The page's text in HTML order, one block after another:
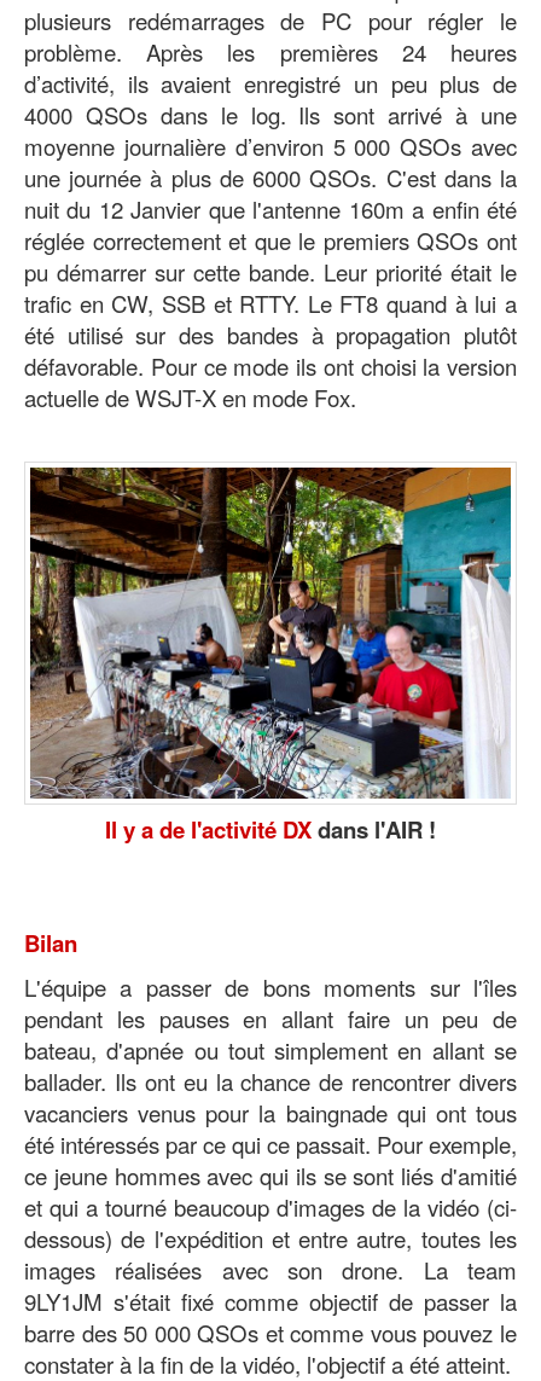
plusieurs redémarrages de PC pour régler le
problème. Après les premières 24 heures
d’activité, ils avaient enregistré un peu plus de
4000 QSOs dans le log. Ils sont arrivé à une
moyenne journalière d’environ 5 000 QSOs avec
une journée à plus de 6000 QSOs. C'est dans la
nuit du 12 Janvier que l'antenne 160m a enfin été
réglée correctement et que le premiers QSOs ont
pu démarrer sur cette bande. Leur priorité était le
trafic en CW, SSB et RTTY. Le FT8 quand à lui a
été utilisé sur des bandes à propagation plutôt
défavorable. Pour ce mode ils ont choisi la version
actuelle de WSJT-X en mode Fox.
Il y a de l'activité DXdans l'AIR !
Bilan
L'équipe a passer de bons moments sur l'îles
pendant les pauses en allant faire un peu de
bateau, d'apnée ou tout simplement en allant se
ballader. Ils ont eu la chance de rencontrer divers
vacanciers venus pour la baingnade qui ont tous
été intéressés par ce qui ce passait. Pour exemple,
ce jeune hommes avec qui ils se sont liés d'amitié
et qui a tourné beaucoup d'images de la vidéo (ci-
dessous) de l'expédition et entre autre, toutes les
images réalisées avec son drone. La team
9LY1JM s'était fixé comme objectif de passer la
barre des 50 000 QSOs et comme vous pouvez le
constater à la fin de la vidéo, l'objectif a été atteint.